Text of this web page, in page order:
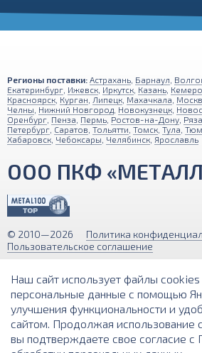
Регионы поставки: Астрахань Барнаул
Екатеринбург Ижевск Иркутск Казань
Красноярск Курган Липецк Махачкала
Челны Нижний Новгород Новокузнецк
Оренбург Пенза Пермь Ростов-на-Дону
Петербург Саратов Тольятти Томск Тула
Хабаровск Чебоксары Челябинск Ярославль
ООО ПКФ
© 2010—2026
Политика
Пользовательское соглашение
на этом интернет-сайте носит
характер и ни при каких условиях не
определяемой положениями Статьи 437 (2)
Разработка и поддержка сайта
Наш сайт использует файлы cookies
персональные данные с помощью
улучшения функциональности и
сайтом. Продолжая использование
вы подтверждаете свое согласие с